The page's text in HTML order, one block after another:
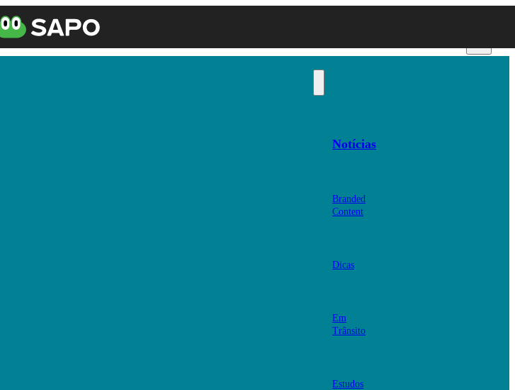
Notícias
Branded
Content
Dicas
Em
Trânsito
Estudos